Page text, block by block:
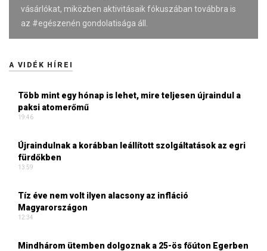
vásárlókat, miközben aktivitásaik fókuszában továbbra is
az #egészenén gondolatisága áll.
A VIDÉK HÍREI
Több mint egy hónap is lehet, mire teljesen újraindul a
paksi atomerőmű
19:46
Újraindulnak a korábban leállított szolgáltatások az egri
fürdőkben
13:59
Tíz éve nem volt ilyen alacsony az infláció
Magyarországon
12:34
Mindhárom ütemben dolgoznak a 25-ös főúton Egerben